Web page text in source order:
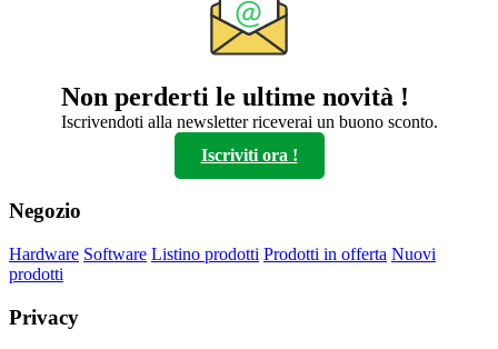
Non perderti le ultime novità !
Iscrivendoti alla newsletter riceverai un buono sconto.
Iscriviti ora !
Negozio
Hardware Software Listino prodotti Prodotti in offerta Nuovi
prodotti
Privacy